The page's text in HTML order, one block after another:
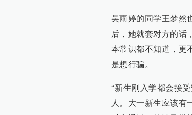
吴雨婷的同学王梦然
后，她就套对方的话
本常识都不知道，更
是想行骗。
“新生刚入学都会接
人。大一新生应该有